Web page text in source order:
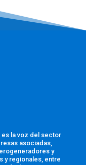
es la voz del sector
asociadas,
y
y regionales, entre